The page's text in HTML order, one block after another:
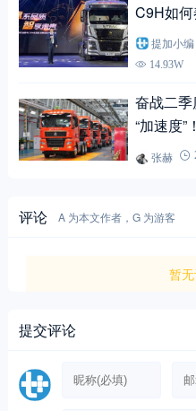
C9H如何
提加小编
14.93W
奋战二
“加速度”！
张赫
评论 A 为本文作者，G 为游客
暂无
提交评论